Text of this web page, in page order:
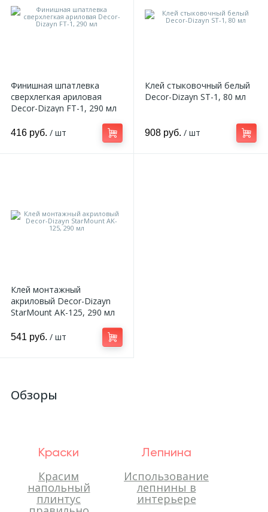
Финишная шпатлевка
сверхлегкая ариловая
Decor-Dizayn FT-1, 290 мл
416 руб. / шт
Клей стыковочный белый
Decor-Dizayn ST-1, 80 мл
908 руб. / шт
Клей монтажный
акриловый Decor-Dizayn
StarMount AK-125, 290 мл
541 руб. / шт
Обзоры
Краски
Красим
напольный
плинтус
Лепнина
Использование
лепнины в
интерьере